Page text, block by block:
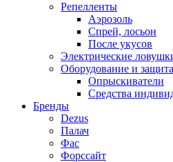
Репелленты
Аэрозоль
Спрей, лосьон
После укусов
Электрические
Оборудование и защита
Опрыскиватели
Средства
Бренды
Dezus
Палач
Фас
Форcсайт